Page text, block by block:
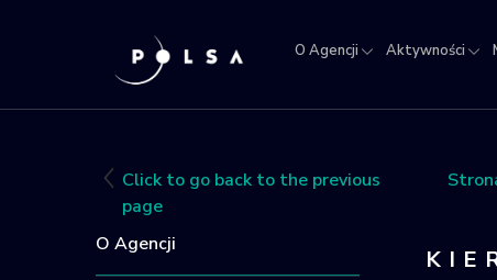
O Agencji Aktywności
Click to go back to the previous
page
O Agencji